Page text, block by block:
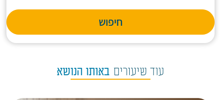
חיפוש
עוד שיעורים באותו הנושא